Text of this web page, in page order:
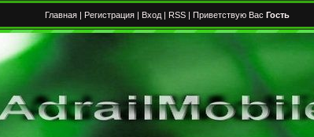
Главная| Регистрация| Вход| RSS| Приветствую Вас Гость